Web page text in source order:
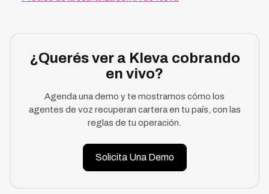
¿Querés ver a Kleva cobrando
en vivo?
Agenda una demo y te mostramos cómo los
agentes de voz recuperan cartera en tu país, con las
reglas de tu operación.
Solicita Una Demo